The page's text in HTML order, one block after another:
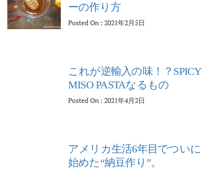
ーの作り方
Posted On : 2021年2月5日
これが逆輸入の味！？SPICY
MISO PASTAなるもの
Posted On : 2021年4月2日
アメリカ生活6年目でついに
始めた“納豆作り”。